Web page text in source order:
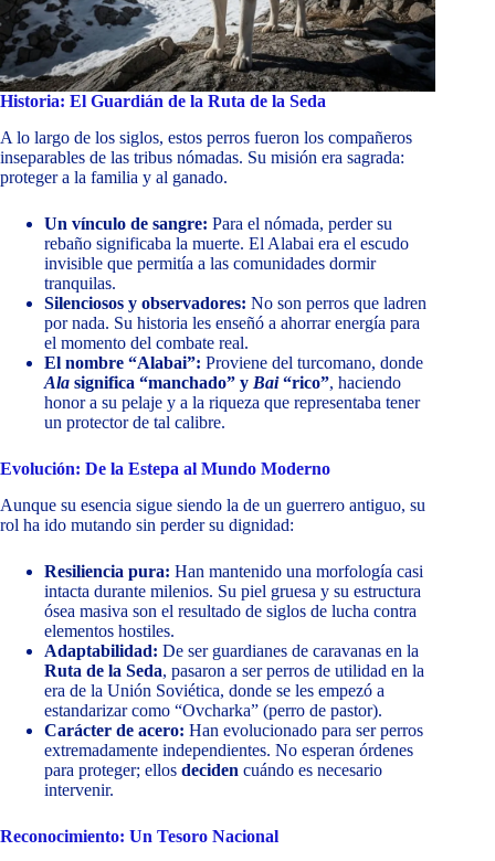
Historia: El Guardián de la Ruta de la Seda
A lo largo de los siglos, estos perros fueron los compañeros
inseparables de las tribus nómadas. Su misión era sagrada:
proteger a la familia y al ganado.
Un vínculo de sangre: Para el nómada, perder su
rebaño significaba la muerte. El Alabai era el escudo
invisible que permitía a las comunidades dormir
tranquilas.
Silenciosos y observadores: No son perros que ladren
por nada. Su historia les enseñó a ahorrar energía para
el momento del combate real.
El nombre “Alabai”: Proviene del turcomano, donde
Ala significa “manchado” y Bai“rico”, haciendo
honor a su pelaje y a la riqueza que representaba tener
un protector de tal calibre.
Evolución: De la Estepa al Mundo Moderno
Aunque su esencia sigue siendo la de un guerrero antiguo, su
rol ha ido mutando sin perder su dignidad:
Resiliencia pura: Han mantenido una morfología casi
intacta durante milenios. Su piel gruesa y su estructura
ósea masiva son el resultado de siglos de lucha contra
elementos hostiles.
Adaptabilidad: De ser guardianes de caravanas en la
Ruta de la Seda, pasaron a ser perros de utilidad en la
era de la Unión Soviética, donde se les empezó a
estandarizar como “Ovcharka” (perro de pastor).
Carácter de acero: Han evolucionado para ser perros
extremadamente independientes. No esperan órdenes
para proteger; ellos deciden cuándo es necesario
intervenir.
Reconocimiento: Un Tesoro Nacional